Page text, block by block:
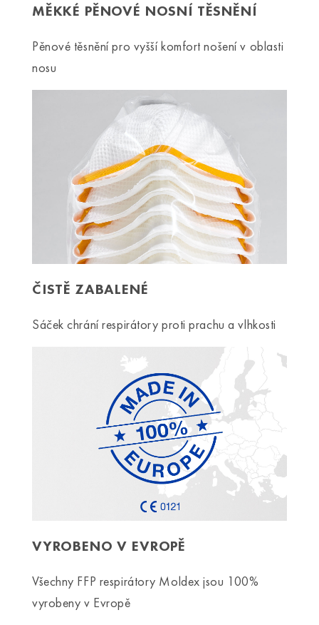
MĚKKÉ PĚNOVÉ NOSNÍ TĚSNĚNÍ
Pěnové těsnění pro vyšší komfort nošení v oblasti
nosu
ČISTĚ ZABALENÉ
Sáček chrání respirátory proti prachu a vlhkosti
VYROBENO V EVROPĚ
Všechny FFP respirátory Moldex jsou 100%
vyrobeny v Evropě